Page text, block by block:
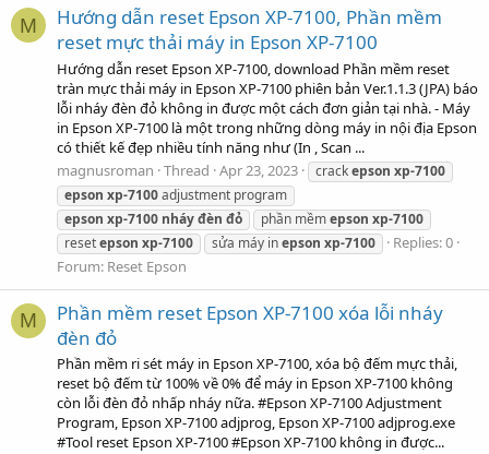
M
Hướng dẫn reset Epson XP-7100, Phần mềm
reset mực thải máy in Epson XP-7100
Hướng dẫn reset Epson XP-7100, download Phần mềm reset
tràn mực thải máy in Epson XP-7100 phiên bản Ver.1.1.3 (JPA) báo
lỗi nháy đèn đỏ không in được một cách đơn giản tại nhà. - Máy
in Epson XP-7100 là một trong những dòng máy in nội địa Epson
có thiết kế đẹp nhiều tính năng như (In , Scan ...
magnusroman Thread Apr 23, 2023 crackepson xp-7100
epson xp-7100adjustment program
epson xp-7100 nháyđèn đỏ phần mềmepson xp-7100
resetepson xp-7100 sửa máy inepson xp-7100
Replies: 0
Forum: Reset Epson
M
Phần mềm reset Epson XP-7100 xóa lỗi nháy
đèn đỏ
Phần mềm ri sét máy in Epson XP-7100, xóa bộ đếm mực thải,
reset bộ đếm từ 100% về 0% để máy in Epson XP-7100 không
còn lỗi đèn đỏ nhấp nháy nữa. #Epson XP-7100 Adjustment
Program, Epson XP-7100 adjprog, Epson XP-7100 adjprog.exe
#Tool reset Epson XP-7100 #Epson XP-7100 không in được...